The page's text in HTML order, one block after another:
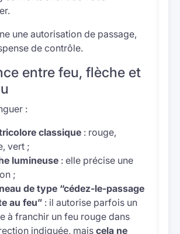
une autorisation de passage,
de contrôle.
entre feu, flèche et
:
classique : rouge,
vert ;
lumineuse : elle précise une
;
de type “cédez-le-passage
au feu” : il autorise parfois un
à franchir un feu rouge dans
indiquée, mais cela ne